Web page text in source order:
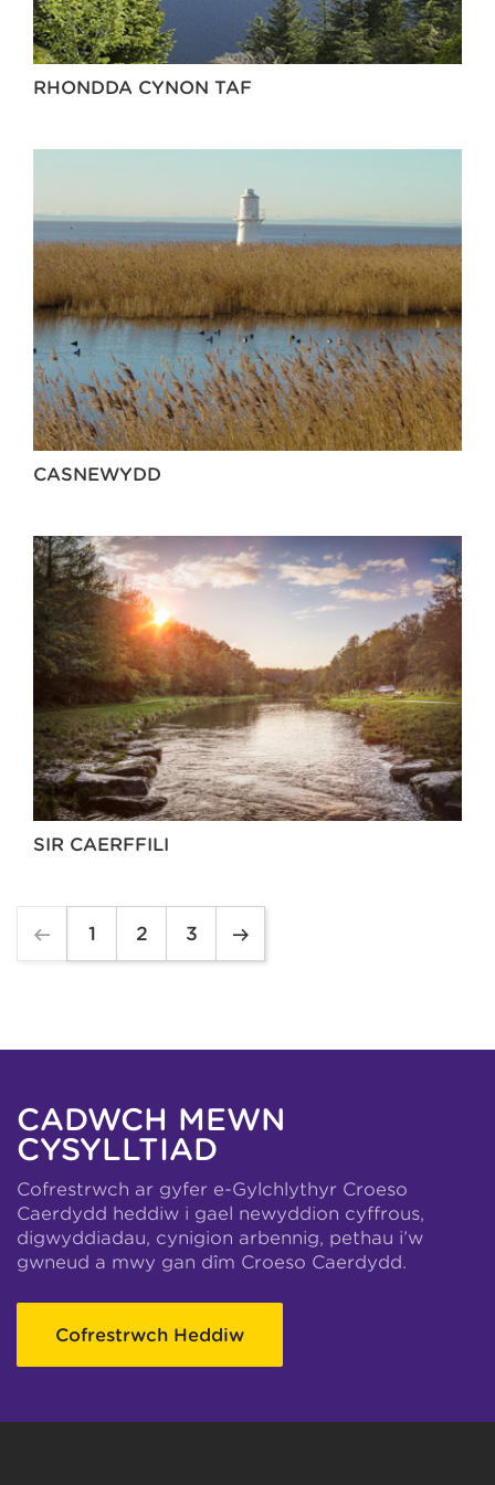
RHONDDA CYNON TAF
CASNEWYDD
SIR CAERFFILI
1 2 3
CADWCH MEWN
CYSYLLTIAD
Cofrestrwch ar gyfer e-Gylchlythyr Croeso
Caerdydd heddiw i gael newyddion cyffrous,
digwyddiadau, cynigion arbennig, pethau i’w
gwneud a mwy gan dîm Croeso Caerdydd.
Cofrestrwch Heddiw